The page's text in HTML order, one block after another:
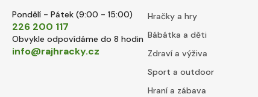
Pondělí - Pátek (9:00 - 15:00)
226 200 117
Obvykle odpovídáme do 8 hodin
info@rajhracky.cz
Hračky a hry
Bábátka a děti
Zdraví a výživa
Sport a outdoor
Hraní a zábava